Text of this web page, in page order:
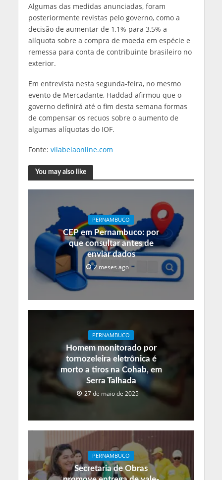
Algumas das medidas anunciadas, foram
posteriormente revistas pelo governo, como a
decisão de aumentar de 1,1% para 3,5% a
alíquota sobre a compra de moeda em espécie e
remessa para conta de contribuinte brasileiro no
exterior.
Em entrevista nesta segunda-feira, no mesmo
evento de Mercadante, Haddad afirmou que o
governo definirá até o fim desta semana formas
de compensar os recuos sobre o aumento de
algumas alíquotas do IOF.
Fonte: vilabelaonline.com
You may also like
PERNAMBUCO
CEP em Pernambuco: por
que consultar antes de
enviar dados
2 meses ago
PERNAMBUCO
Homem monitorado por
tornozeleira eletrônica é
morto a tiros na Cohab, em
Serra Talhada
27 de maio de 2025
PERNAMBUCO
Secretaria de Obras